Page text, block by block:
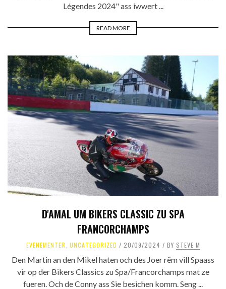
Légendes 2024" ass iwwert ...
READ MORE
D'AMAL UM BIKERS CLASSIC ZU SPA
FRANCORCHAMPS
EVENEMENTER UNCATEGORIZED 20/09/2024 BY STEVE M
Den Martin an den Mikel haten och des Joer rëm vill Spaass
vir op der Bikers Classics zu Spa/Francorchamps mat ze
fueren. Och de Conny ass Sie besichen komm. Seng ...